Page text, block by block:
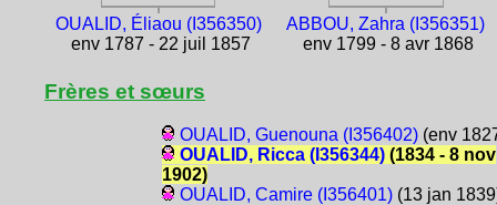
OUALID, Éliaou (I356350)
env 1787 - 22 juil 1857
ABBOU, Zahra (I356351)
env 1799 - 8 avr 1868
Frères et sœurs
OUALID, Guenouna (I356402)(env
OUALID, Ricca (I356344)(1834 - 8 nov
1902)
OUALID, Camire (I356401)(13 jan